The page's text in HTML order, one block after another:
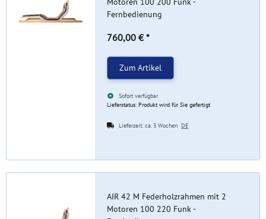
Fernbedienung
760,00 € *
Zum Artikel
Sofort verfügbar
Lieferstatus: Produkt wird für Sie gefertigt
Lieferzeit:ca. 3 WochenDE
AIR 42 M Federholzrahmen mit 2
Motoren 100 220 Funk -